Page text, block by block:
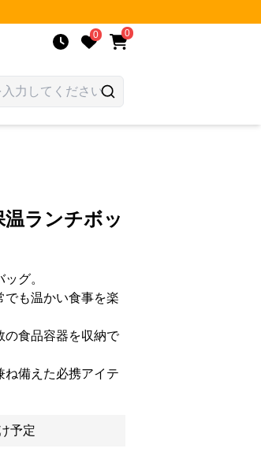
0 0
ランチボッ
グ。
でも温かい食事を楽
の食品容器を収納で
ね備えた必携アイテ
予定